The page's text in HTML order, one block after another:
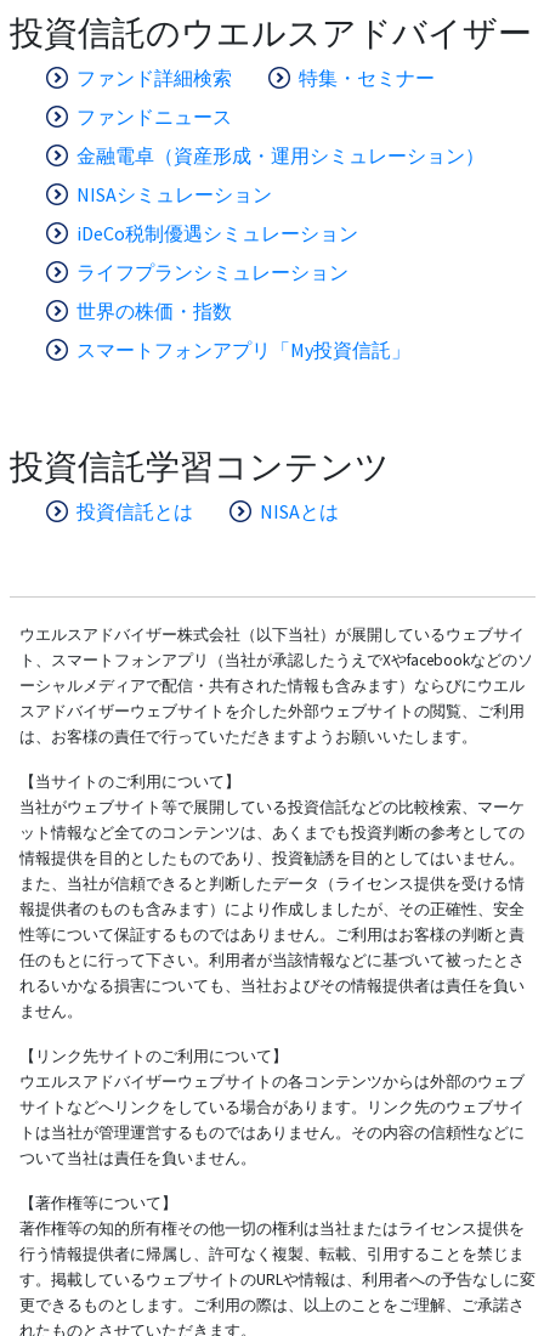
投資信託のウエルスアドバイザー
ファンド詳細検索
特集・セミナー
ファンドニュース
金融電卓（資産形成・運用シミュレーション）
NISAシミュレーション
iDeCo税制優遇シミュレーション
ライフプランシミュレーション
世界の株価・指数
スマートフォンアプリ「My投資信託」
投資信託学習コンテンツ
投資信託とは NISAとは
ウエルスアドバイザー株式会社（以下当社）が展開しているウェブサイ
ト、スマートフォンアプリ（当社が承認したうえでXやfacebookなどのソ
ーシャルメディアで配信・共有された情報も含みます）ならびにウエル
スアドバイザーウェブサイトを介した外部ウェブサイトの閲覧、ご利用
は、お客様の責任で行っていただきますようお願いいたします。
【当サイトのご利用について】
当社がウェブサイト等で展開している投資信託などの比較検索、マーケ
ット情報など全てのコンテンツは、あくまでも投資判断の参考としての
情報提供を目的としたものであり、投資勧誘を目的としてはいません。
また、当社が信頼できると判断したデータ（ライセンス提供を受ける情
報提供者のものも含みます）により作成しましたが、その正確性、安全
性等について保証するものではありません。ご利用はお客様の判断と責
任のもとに行って下さい。利用者が当該情報などに基づいて被ったとさ
れるいかなる損害についても、当社およびその情報提供者は責任を負い
ません。
【リンク先サイトのご利用について】
ウエルスアドバイザーウェブサイトの各コンテンツからは外部のウェブ
サイトなどへリンクをしている場合があります。リンク先のウェブサイ
トは当社が管理運営するものではありません。その内容の信頼性などに
ついて当社は責任を負いません。
【著作権等について】
著作権等の知的所有権その他一切の権利は当社またはライセンス提供を
行う情報提供者に帰属し、許可なく複製、転載、引用することを禁じま
す。掲載しているウェブサイトのURLや情報は、利用者への予告なしに変
更できるものとします。ご利用の際は、以上のことをご理解、ご承諾さ
れたものとさせていただきます。